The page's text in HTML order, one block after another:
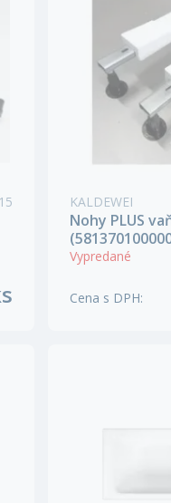
KALDEWEI
Nohy PLUS
Vypredané
Cena s DPH: